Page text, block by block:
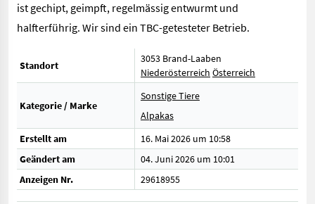
ist gechipt, geimpft, regelmässig entwurmt und
halfterführig. Wir sind ein TBC-getesteter Betrieb.
Standort
3053 Brand-Laaben
Niederösterreich Österreich
Kategorie / Marke
Sonstige Tiere
Alpakas
Erstellt am
16. Mai 2026 um 10:58
Geändert am
04. Juni 2026 um 10:01
Anzeigen Nr.
29618955